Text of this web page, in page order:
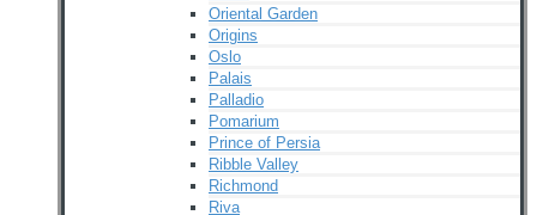
Oriental Garden
Origins
Oslo
Palais
Palladio
Pomarium
Prince of Persia
Ribble Valley
Richmond
Riva